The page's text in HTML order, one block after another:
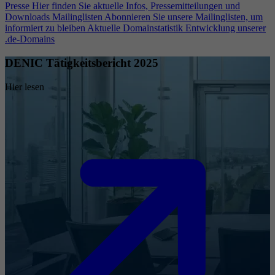
Presse Hier finden Sie aktuelle Infos, Pressemitteilungen und
Downloads Mailinglisten Abonnieren Sie unsere Mailinglisten, um
informiert zu bleiben Aktuelle Domainstatistik Entwicklung unserer
.de-Domains
DENIC Tätigkeitsbericht 2025
Hier lesen